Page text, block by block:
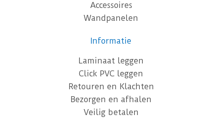
Accessoires
Wandpanelen
Informatie
Laminaat leggen
Click PVC leggen
Retouren en Klachten
Bezorgen en afhalen
Veilig betalen